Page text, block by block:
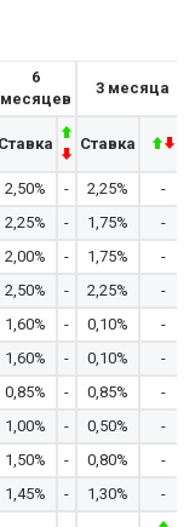
6
месяцев
3 месяца
Ставка Ставка
2,50% - 2,25%
-
2,25% - 1,75%
-
2,00% - 1,75%
-
2,50% - 2,25%
-
1,60% - 0,10%
-
1,60% - 0,10%
-
0,85% - 0,85%
-
1,00% - 0,50%
-
1,50% - 0,80%
-
1,45% - 1,30% -